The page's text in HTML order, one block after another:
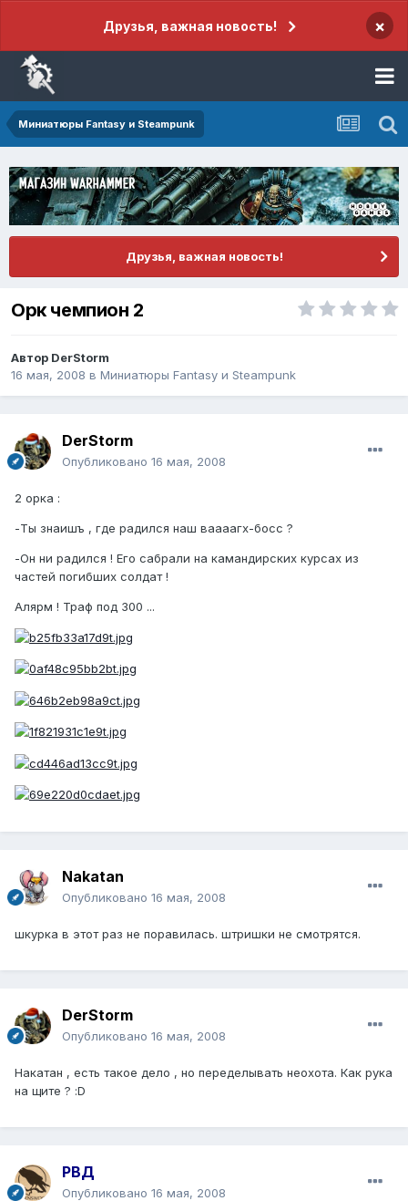
Друзья, важная новость! ×
Миниатюры Fantasy и Steampunk
Друзья, важная новость!
Орк чемпион 2
Автор DerStorm
16 мая, 2008 в Миниатюры Fantasy и Steampunk
DerStorm
Опубликовано 16 мая, 2008
2 орка :
-Ты знаишъ , где радился наш ваааагх-босс ?
-Он ни радился ! Его сабрали на камандирских курсах из
частей погибших солдат !
Алярм ! Траф под 300 ...
Nakatan
Опубликовано 16 мая, 2008
шкурка в этот раз не поравилась. штришки не смотрятся.
DerStorm
Опубликовано 16 мая, 2008
Накатан , есть такое дело , но переделывать неохота. Как рука
на щите ? :D
РВД
Опубликовано 16 мая, 2008